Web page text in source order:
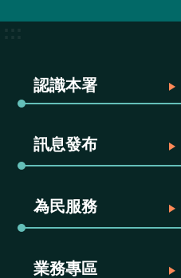
認識本署
訊息發布
為民服務
業務專區